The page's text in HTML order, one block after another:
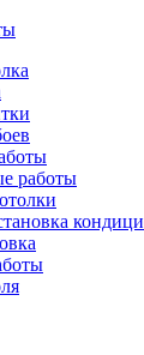
работы